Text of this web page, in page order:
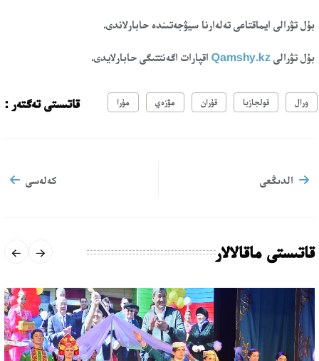
بۇل تۋرالى ايماقتاعى تەلەارنا سيۋجەتىندە حابارلاندى.
بۇل تۋرالى Qamshy.kz اقپارات اگەنتتىگى حابارلايدى.
قاتىستى تەگتەر : ورال قولجازبا قۇران مۋزەي مۇرا
الدىڭعى كەلەسى
قاتىستى ماقالالار